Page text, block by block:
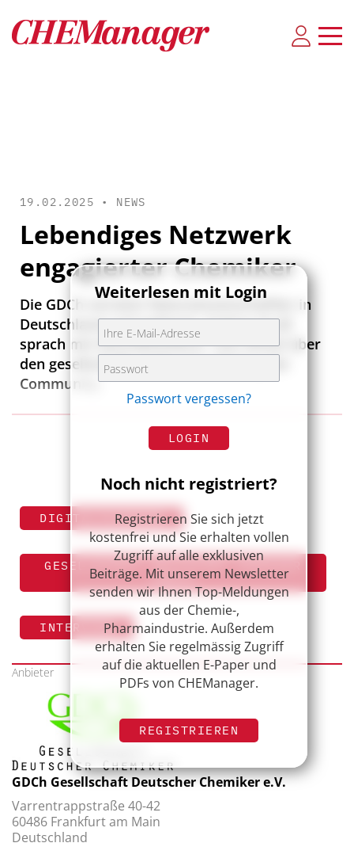
19.02.2025 • NEWS
Lebendiges Netzwerk
engagierter Chemiker
Die GDCh vernetzt Naturwissenschaftler in
Deutschland und weltweit. Andrea Gruß
sprach mit Geschäftsführer Tom Kinzel über
den gesellschaftspolitischen Beitrag der
Community.
Weiterlesen mit Login
Passwort vergessen?
LOGIN
Noch nicht registriert?
Registrieren Sie sich jetzt
kostenfrei und Sie erhalten vollen
Zugriff auf alle exklusiven
Beiträge. Mit unserem Newsletter
senden wir Ihnen Top-Meldungen
aus der Chemie-,
Pharmaindustrie. Außerdem
erhalten Sie regelmässig Zugriff
auf die aktuellen E-Paper und
PDFs von CHEManager.
REGISTRIEREN
DIGITALISIERUNG
GESELLSCHAFT DEUTSCHER CHEMIKER
(GDCH)
INTERVIEW
Anbieter
GDCh Gesellschaft Deutscher Chemiker e.V.
Varrentrappstraße 40-42
60486 Frankfurt am Main
Deutschland